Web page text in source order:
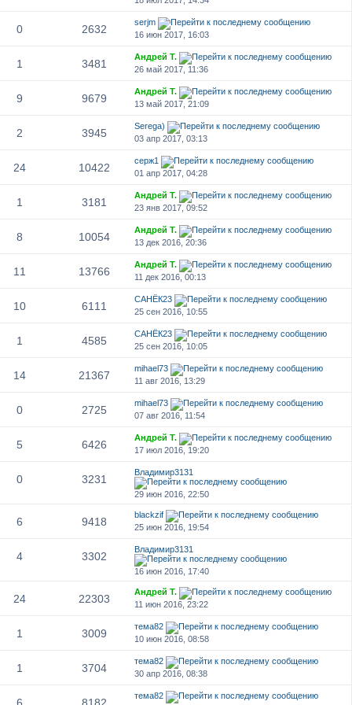
0 2632
serjm
16 июн 2017, 16:03
1 3481
Андрей Т.
26 май 2017, 11:36
9 9679
Андрей Т.
13 май 2017, 21:09
2 3945
Serega)
03 апр 2017, 03:13
24 10422
серж1
01 апр 2017, 04:28
1 3181
Андрей Т.
23 янв 2017, 09:52
8 10054
Андрей Т.
13 дек 2016, 20:36
11 13766
Андрей Т.
11 дек 2016, 00:13
10 6111
САНЁК23
25 сен 2016, 10:55
1 4585
САНЁК23
25 сен 2016, 10:05
14 21367
mihael73
11 авг 2016, 13:29
0 2725
mihael73
07 авг 2016, 11:54
5 6426
Андрей Т.
17 июл 2016, 19:20
0 3231
Владимир3131
29 июн 2016, 22:50
6 9418
blackzif
25 июн 2016, 19:54
4 3302
Владимир3131
16 июн 2016, 17:40
24 22303
Андрей Т.
11 июн 2016, 23:22
1 3009
тема82
10 июн 2016, 08:58
1 3704
тема82
30 апр 2016, 08:38
6 8182
тема82